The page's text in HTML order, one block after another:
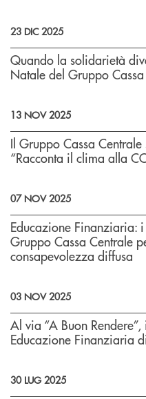
23 DIC 2025
Quando la solidarietà
Natale del Gruppo
13 NOV 2025
Il Gruppo Cassa
“Racconta il clima alla
07 NOV 2025
Educazione Finanziaria:
Gruppo Cassa Centrale
consapevolezza diffusa
03 NOV 2025
Al via “A Buon
Educazione Finanziaria
30 LUG 2025